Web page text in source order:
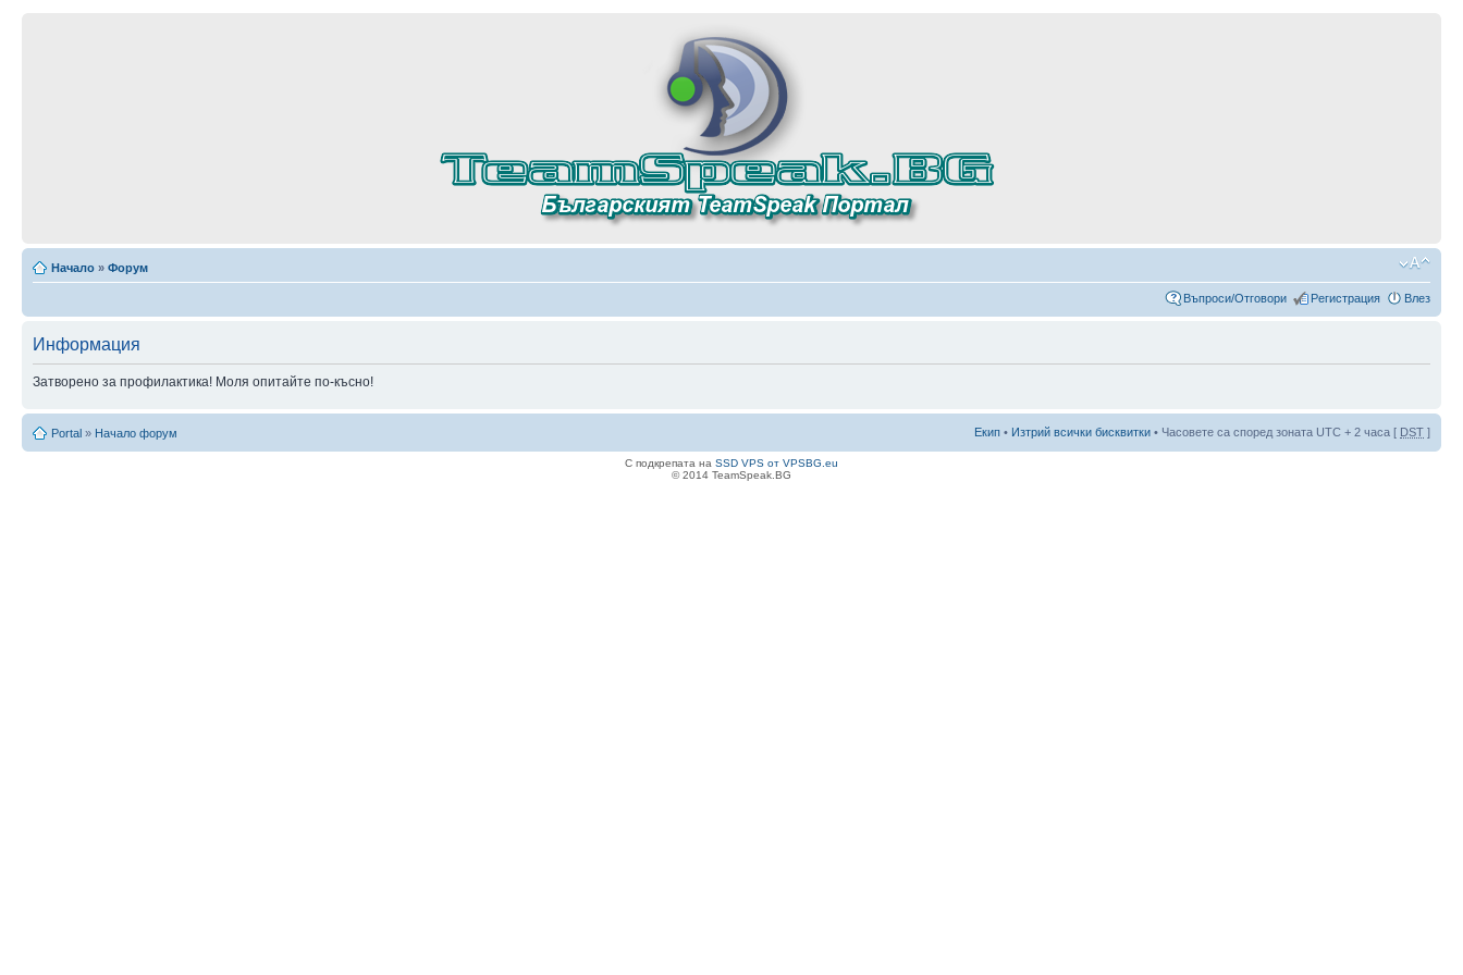
Начало » Форум
Въпроси/Отговори Регистрация Влез
Информация
Затворено за профилактика! Моля опитайте по-късно!
Portal » Начало форум Екип • Изтрий всички бисквитки • Часовете са според зоната UTC + 2 часа [ DST ]
С подкрепата на SSD VPS от VPSBG.eu
© 2014 TeamSpeak.BG